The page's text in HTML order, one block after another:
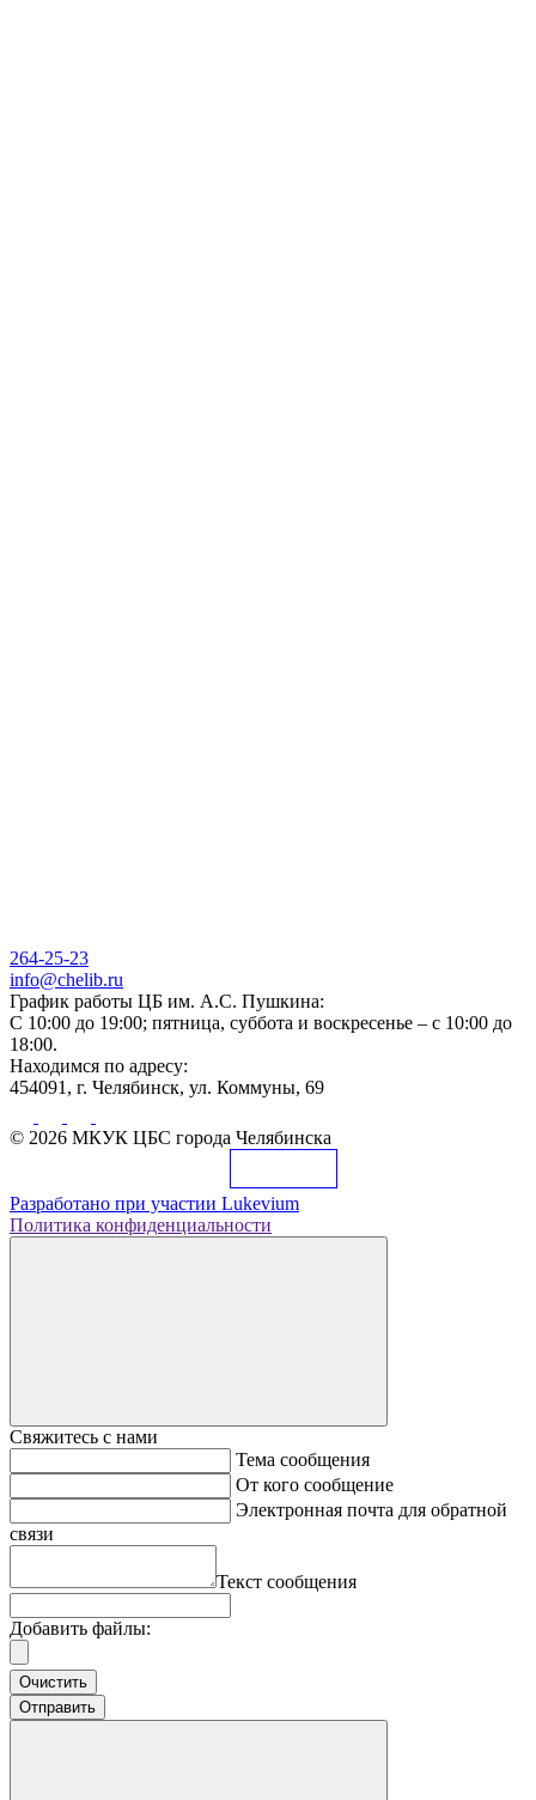
264-25-23
info@chelib.ru
График работы ЦБ им. А.С. Пушкина:
С 10:00 до 19:00; пятница, суббота и воскресенье – с 10:00 до
18:00.
Находимся по адресу:
454091, г. Челябинск, ул. Коммуны, 69
© 2026 МКУК ЦБС города Челябинска
Разработано при участии Lukevium
Политика конфиденциальности
Свяжитесь с нами
Тема сообщения
От кого сообщение
Электронная почта для обратной
связи
Текст сообщения
Добавить файлы:
Очистить
Отправить